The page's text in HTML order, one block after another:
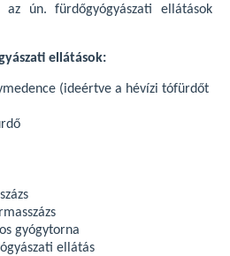
az ún. fürdőgyógyászati ellátások
ellátások:
(ideértve a hévízi tófürdőt
gyógytorna
ellátás